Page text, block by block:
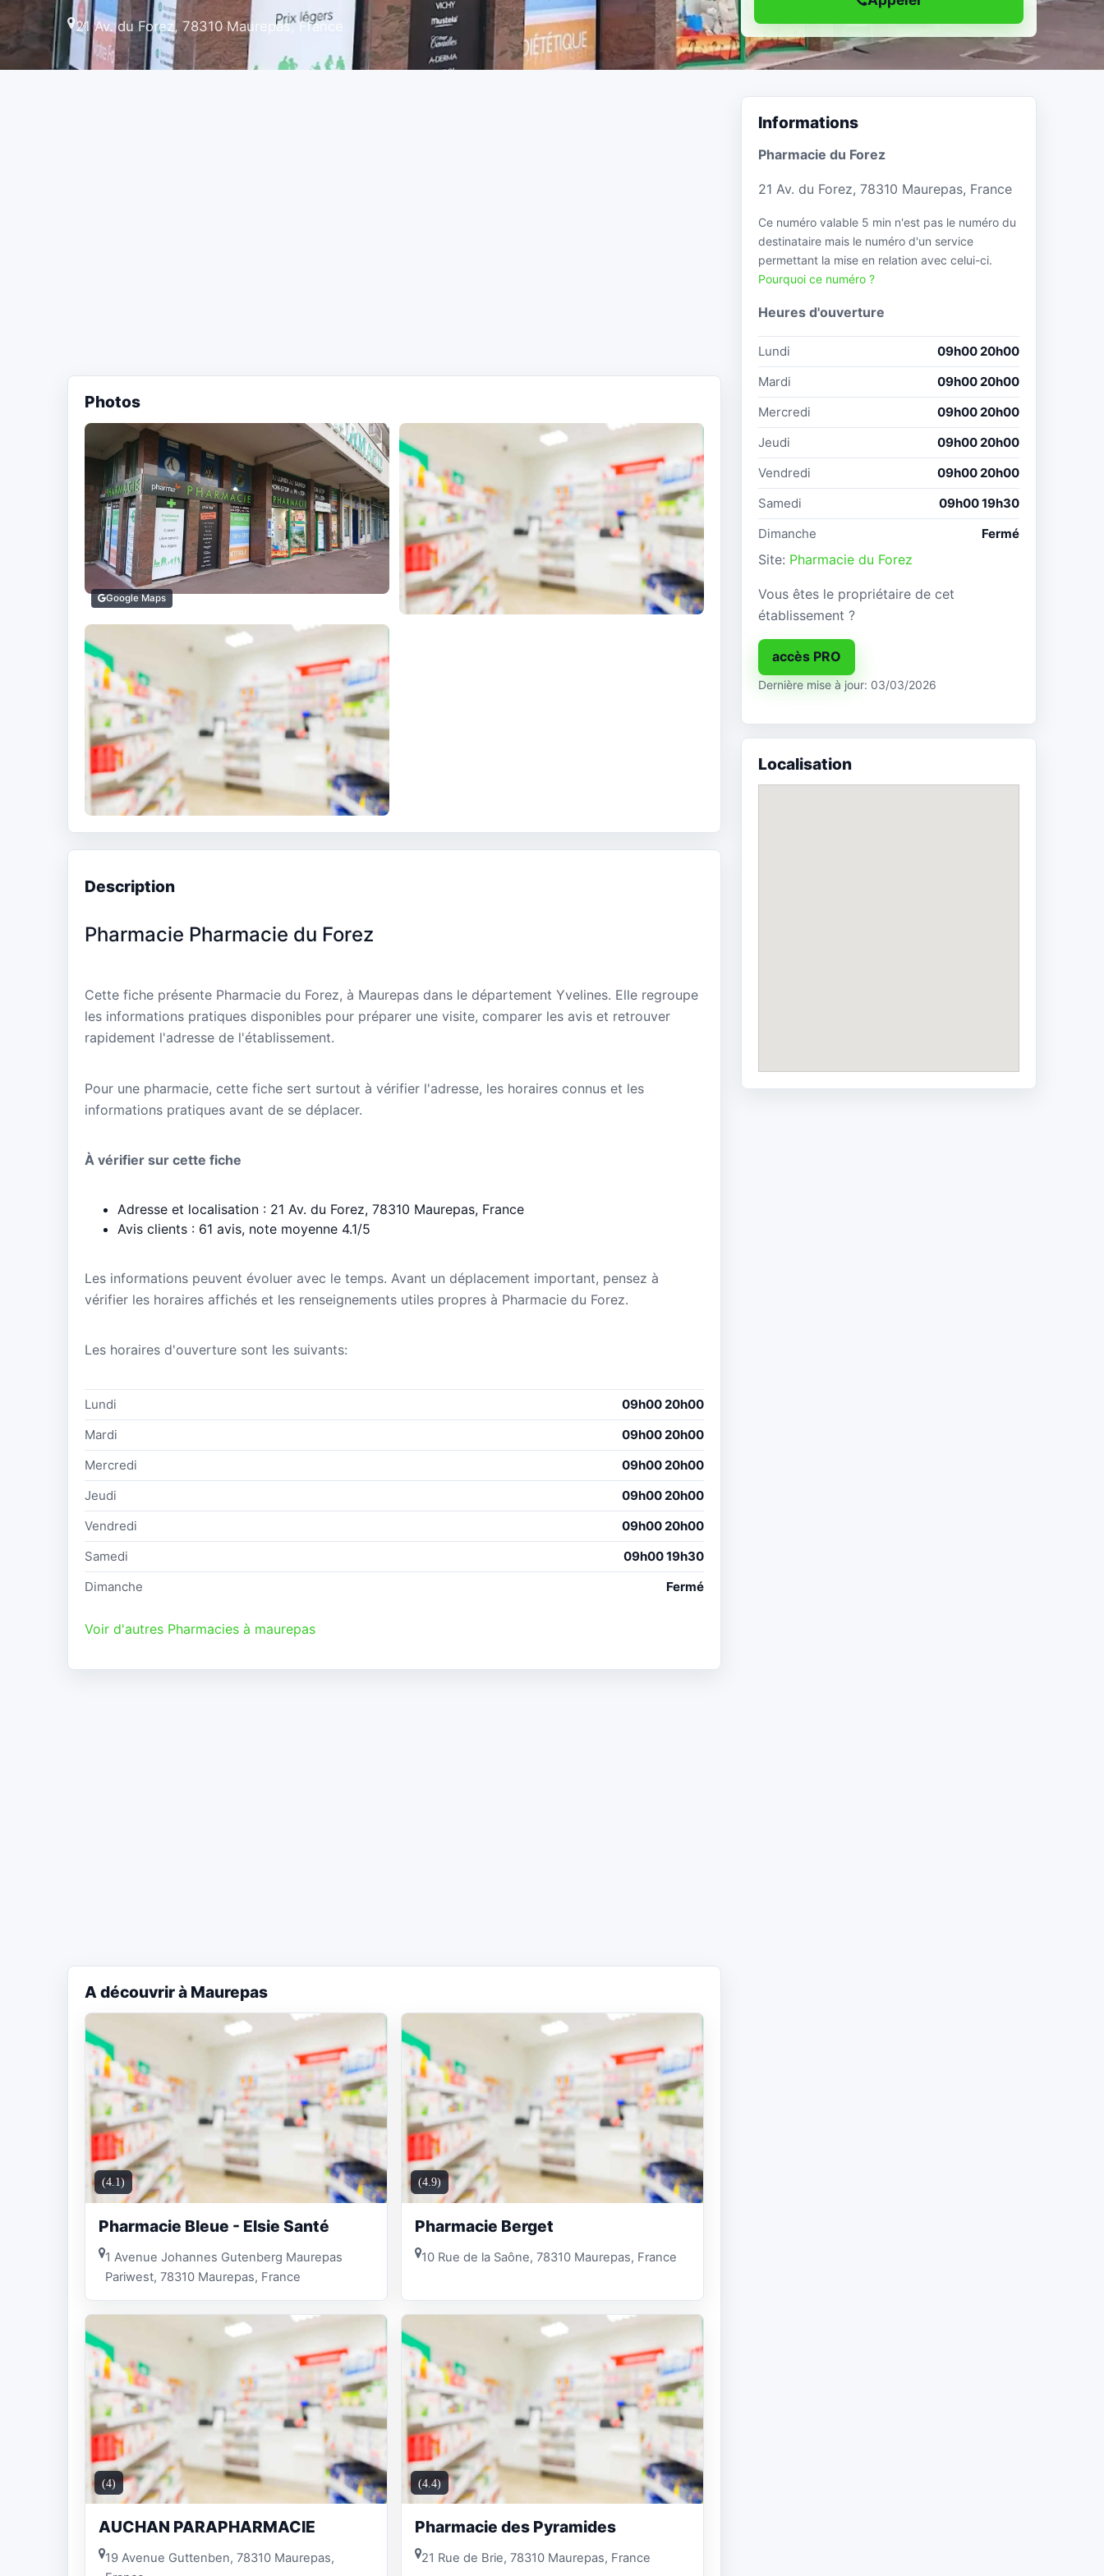
21 Av. du Forez, 78310 Maurepas, France
Photos
Google Maps
Description
Pharmacie Pharmacie du Forez
Cette fiche présente Pharmacie du Forez, à Maurepas dans le département Yvelines. Elle regroupe
les informations pratiques disponibles pour préparer une visite, comparer les avis et retrouver
rapidement l'adresse de l'établissement.
Pour une pharmacie, cette fiche sert surtout à vérifier l'adresse, les horaires connus et les
informations pratiques avant de se déplacer.
À vérifier sur cette fiche
Adresse et localisation : 21 Av. du Forez, 78310 Maurepas, France
Avis clients : 61 avis, note moyenne 4.1/5
Les informations peuvent évoluer avec le temps. Avant un déplacement important, pensez à
vérifier les horaires affichés et les renseignements utiles propres à Pharmacie du Forez.
Les horaires d'ouverture sont les suivants:
Lundi
09h00 20h00
Mardi
09h00 20h00
Mercredi
09h00 20h00
Jeudi
09h00 20h00
Vendredi
09h00 20h00
Samedi
09h00 19h30
Dimanche
Fermé
Voir d'autres Pharmacies à maurepas
A découvrir à Maurepas
(4.1)
Pharmacie Bleue - Elsie Santé
1 Avenue Johannes Gutenberg Maurepas
Pariwest, 78310 Maurepas, France
(4.9)
Pharmacie Berget
10 Rue de la Saône, 78310 Maurepas, France
(4)
AUCHAN PARAPHARMACIE
19 Avenue Guttenben, 78310 Maurepas,
(4.4)
Pharmacie des Pyramides
21 Rue de Brie, 78310 Maurepas, France
Informations
Pharmacie du Forez
21 Av. du Forez, 78310 Maurepas, France
Ce numéro valable 5 min n'est pas le numéro du
destinataire mais le numéro d'un service
permettant la mise en relation avec celui-ci.
Pourquoi ce numéro ?
Heures d'ouverture
Lundi
09h00 20h00
Mardi
09h00 20h00
Mercredi
09h00 20h00
Jeudi
09h00 20h00
Vendredi
09h00 20h00
Samedi
09h00 19h30
Dimanche
Fermé
Site: Pharmacie du Forez
Vous êtes le propriétaire de cet
établissement ?
accès PRO
Dernière mise à jour: 03/03/2026
Localisation